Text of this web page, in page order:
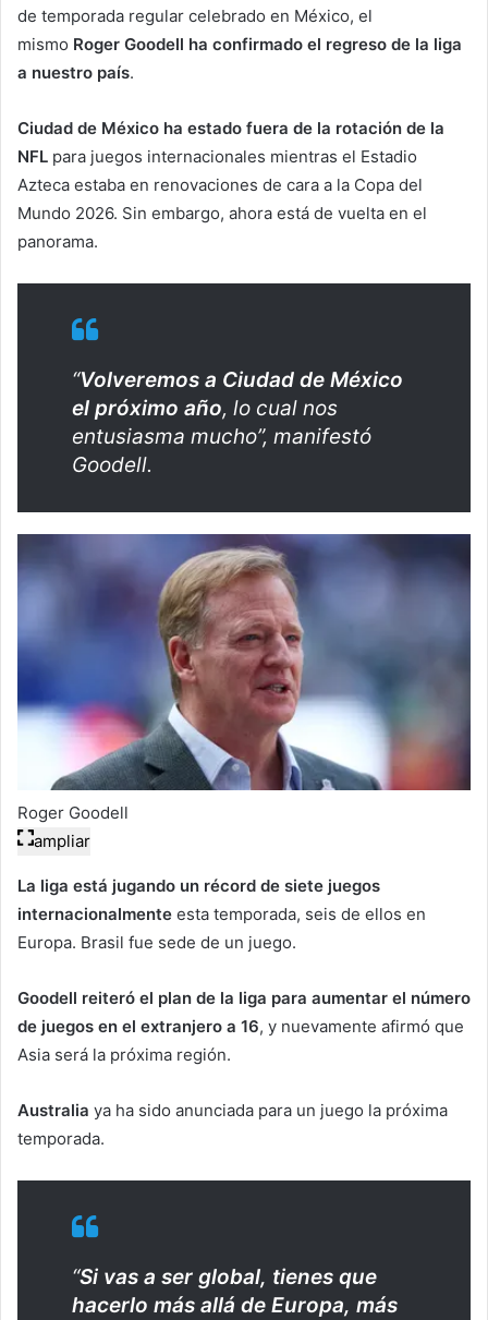
de temporada regular celebrado en México, el
mismo Roger Goodell ha confirmado el regreso de la liga
a nuestro país.
Ciudad de México ha estado fuera de la rotación de la
NFL para juegos internacionales mientras el Estadio
Azteca estaba en renovaciones de cara a la Copa del
Mundo 2026. Sin embargo, ahora está de vuelta en el
panorama.
“Volveremos a Ciudad de México
el próximo año, lo cual nos
entusiasma mucho”, manifestó
Goodell.
Roger Goodell
ampliar
La liga está jugando un récord de siete juegos
internacionalmente esta temporada, seis de ellos en
Europa. Brasil fue sede de un juego.
Goodell reiteró el plan de la liga para aumentar el número
de juegos en el extranjero a 16, y nuevamente afirmó que
Asia será la próxima región.
Australia ya ha sido anunciada para un juego la próxima
temporada.
“Si vas a ser global, tienes que
hacerlo más allá de Europa, más